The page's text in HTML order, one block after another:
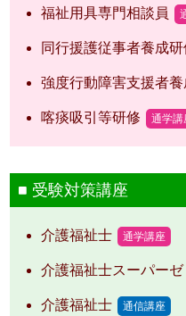
福祉用具専門相談員
同行援護従事者養成研
強度行動障害支援者養
喀痰吸引等研修 通学講
受験対策講座
介護福祉士 通学講座
介護福祉士スーパーゼ
介護福祉士 通信講座